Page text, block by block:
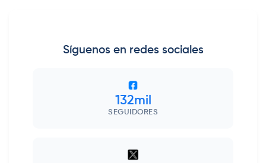
Síguenos en redes sociales
132mil
SEGUIDORES